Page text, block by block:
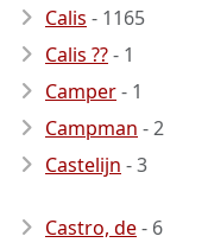
Calis - 1165
Calis ??- 1
Camper- 1
Campman - 2
Castelijn - 3
Castro, de- 6